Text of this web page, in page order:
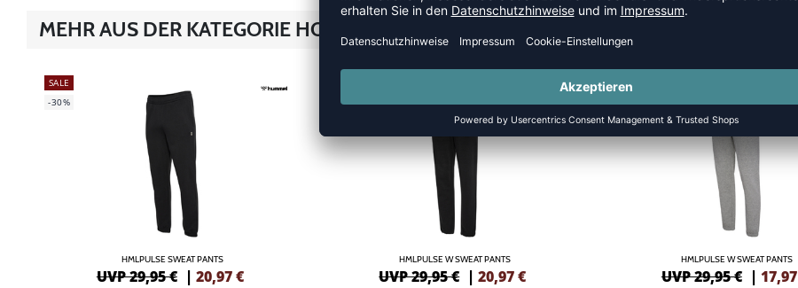
MEHR AUS DER KATEGORIE HOSEN
SALE
-30%
HMLPULSE SWEAT PANTS
UVP 29,95 € | 20,97€
-30%
HMLPULSE W SWEAT PANTS
UVP 29,95 € |20,97€
SALE
-40%
HMLPULSE W SWEAT PANTS
UVP 29,95 € | 17,97